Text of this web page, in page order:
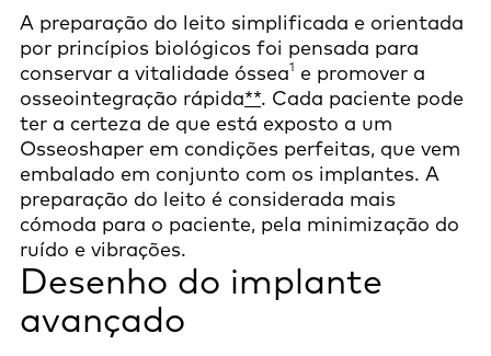
A preparação do leito simplificada e orientada
por princípios biológicos foi pensada para
conservar a vitalidade óssea1 e promover a
osseointegração rápida**. Cada paciente pode
ter a certeza de que está exposto a um
Osseoshaper em condições perfeitas, que vem
embalado em conjunto com os implantes. A
preparação do leito é considerada mais
cómoda para o paciente, pela minimização do
ruído e vibrações.
Desenho do implante
avançado